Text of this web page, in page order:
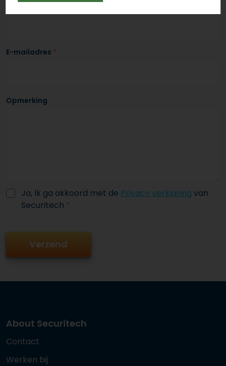
E-mailadres *
Opmerking
Ja, Ik ga akkoord met de Privacy verklaring van
Securitech *
About Securitech
Contact
Werken bij